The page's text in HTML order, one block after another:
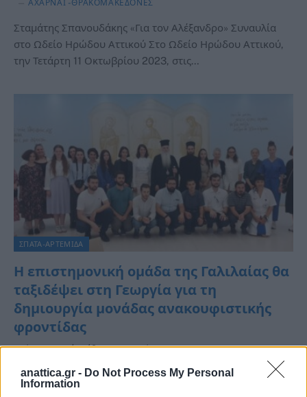
anattica.gr - Do Not Process My Personal
Information
ΑΧΑΡΝΑΙ -ΘΡΑΚΟΜΑΚΕΔΟΝΕΣ
Σταμάτης Σπανουδάκης «Για τον Αλέξανδρο» Συναυλία
στο Ωδείο Ηρώδου Αττικού Στο Ωδείο Ηρώδου Αττικού,
την Τετάρτη 11 Οκτωβρίου 2023, στις…
ΣΠΑΤΑ-ΑΡΤΕΜΙΔΑ
Η επιστημονική ομάδα της Γαλιλαίας θα
ταξιδέψει στη Γεωργία για τη
δημιουργία μονάδας ανακουφιστικής
φροντίδας
Από Συντακτική ομάδα 10 Αυγούστου, 2023 ΣΠΑΤΑ-ΑΡΤΕΜΙΔΑ
Οι γνώσεις και η εμπειρία της επιστημονικής ομάδας της
ΓΑΛΙΛΑΙΑΣ θα ταξιδέψουν στη μακρινή Γεωργία, ώστε να